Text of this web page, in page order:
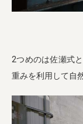
2つめのは佐瀬式
重みを利用して自